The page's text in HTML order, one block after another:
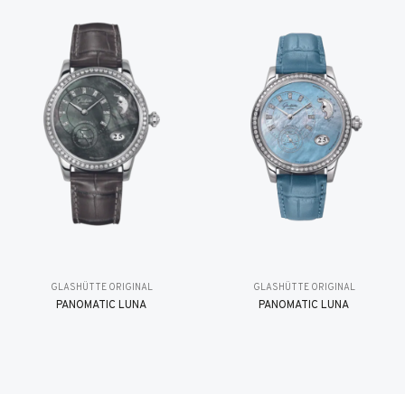
GLASHÜTTE ORIGINAL
PANOMATIC LUNA
GLASHÜTTE ORIGINAL
PANOMATIC LUNA